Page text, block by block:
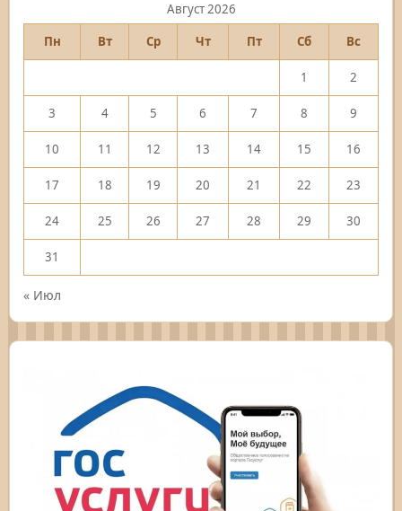
Август 2026
Пн
Вт Ср Чт Пт Сб Вс
1 2
3 4 5 6 7 8 9
10 11 12 13 14 15 16
17 18 19 20 21 22 23
24 25 26 27 28 29 30
31
« Июл